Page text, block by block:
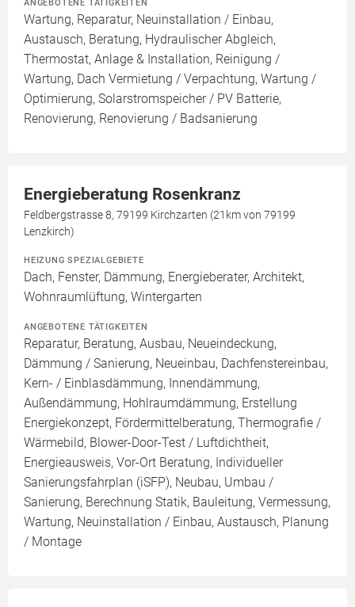
ANGEBOTENE TÄTIGKEITEN
Wartung, Reparatur, Neuinstallation / Einbau,
Austausch, Beratung, Hydraulischer Abgleich,
Thermostat, Anlage & Installation, Reinigung /
Wartung, Dach Vermietung / Verpachtung, Wartung /
Optimierung, Solarstromspeicher / PV Batterie,
Renovierung, Renovierung / Badsanierung
Energieberatung Rosenkranz
Feldbergstrasse 8, 79199 Kirchzarten (21km von 79199
Lenzkirch)
HEIZUNG SPEZIALGEBIETE
Dach, Fenster, Dämmung, Energieberater, Architekt,
Wohnraumlüftung, Wintergarten
ANGEBOTENE TÄTIGKEITEN
Reparatur, Beratung, Ausbau, Neueindeckung,
Dämmung / Sanierung, Neueinbau, Dachfenstereinbau,
Kern- / Einblasdämmung, Innendämmung,
Außendämmung, Hohlraumdämmung, Erstellung
Energiekonzept, Fördermittelberatung, Thermografie /
Wärmebild, Blower-Door-Test / Luftdichtheit,
Energieausweis, Vor-Ort Beratung, Individueller
Sanierungsfahrplan (iSFP), Neubau, Umbau /
Sanierung, Berechnung Statik, Bauleitung, Vermessung,
Wartung, Neuinstallation / Einbau, Austausch, Planung
/ Montage